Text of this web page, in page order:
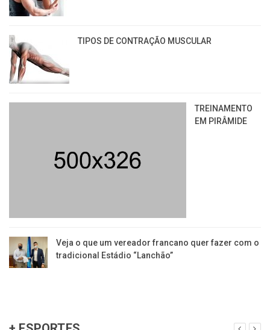
TIPOS DE CONTRAÇÃO MUSCULAR
TREINAMENTO
EM PIRÂMIDE
Veja o que um vereador francano quer fazer com o
tradicional Estádio “Lanchão”